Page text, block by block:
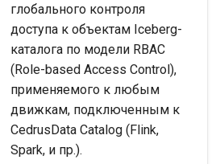
глобального контроля
доступа к объектам Iceberg-
каталога по модели RBAC
(Role-based Access Control),
применяемого к любым
движкам, подключенным к
CedrusData Catalog (Flink,
Spark, и пр.).